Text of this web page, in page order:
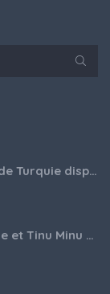
Armoires 3 battants venant de Turquie disponibles
Patch Voile Brodé Cotonnade et Tinu Minu de l’Inde ???????? ????